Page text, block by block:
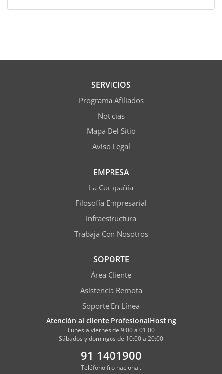
SERVICIOS
Programa Afiliados
Noticias
Mapa Del Sitio
Aviso Legal
EMPRESA
La Compañía
Filosofía Empresarial
Infraestructura
Trabaja Con Nosotros
SOPORTE
Área Cliente
Asistencia Remota
Soporte En Línea
Atención al cliente ProfesionalHosting
Lunes a viernes de 9:00 a 01:00
Sábados y domingos de 10:00 a 20:00
91 1401900
Teléfono fijo nacional.